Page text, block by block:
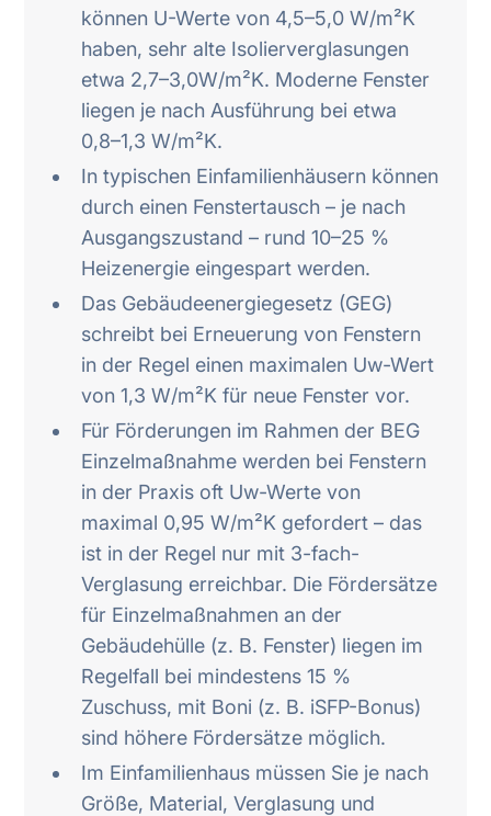
können U-Werte von 4,5–5,0 W/m²K
haben, sehr alte Isolierverglasungen
etwa 2,7–3,0W/m²K. Moderne Fenster
liegen je nach Ausführung bei etwa
0,8–1,3 W/m²K.
In typischen Einfamilienhäusern können
durch einen Fenstertausch – je nach
Ausgangszustand – rund 10–25 %
Heizenergie eingespart werden.
Das Gebäudeenergiegesetz (GEG)
schreibt bei Erneuerung von Fenstern
in der Regel einen maximalen Uw-Wert
von 1,3 W/m²K für neue Fenster vor.
Für Förderungen im Rahmen der BEG
Einzelmaßnahme werden bei Fenstern
in der Praxis oft Uw-Werte von
maximal 0,95 W/m²K gefordert – das
ist in der Regel nur mit 3-fach-
Verglasung erreichbar. Die Fördersätze
für Einzelmaßnahmen an der
Gebäudehülle (z. B. Fenster) liegen im
Regelfall bei mindestens 15 %
Zuschuss, mit Boni (z. B. iSFP-Bonus)
sind höhere Fördersätze möglich.
Im Einfamilienhaus müssen Sie je nach
Größe, Material, Verglasung und